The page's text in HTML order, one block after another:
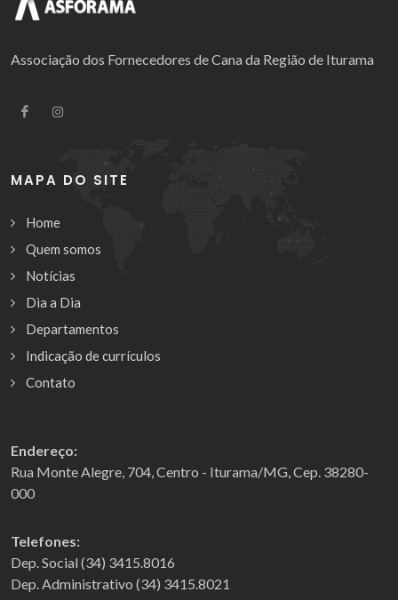
Associação dos Fornecedores de Cana da Região de Iturama
MAPA DO SITE
Home
Quem somos
Notícias
Dia a Dia
Departamentos
Indicação de currículos
Contato
Endereço:
Rua Monte Alegre, 704, Centro - Iturama/MG, Cep. 38280-
000
Telefones:
Dep. Social (34) 3415.8016
Dep. Administrativo (34) 3415.8021